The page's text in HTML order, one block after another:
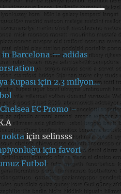
Barcelona — adidas
Kupası için 2.3 milyon…
FC Promo –
noktaiçinselinsss
için favori
Futbol